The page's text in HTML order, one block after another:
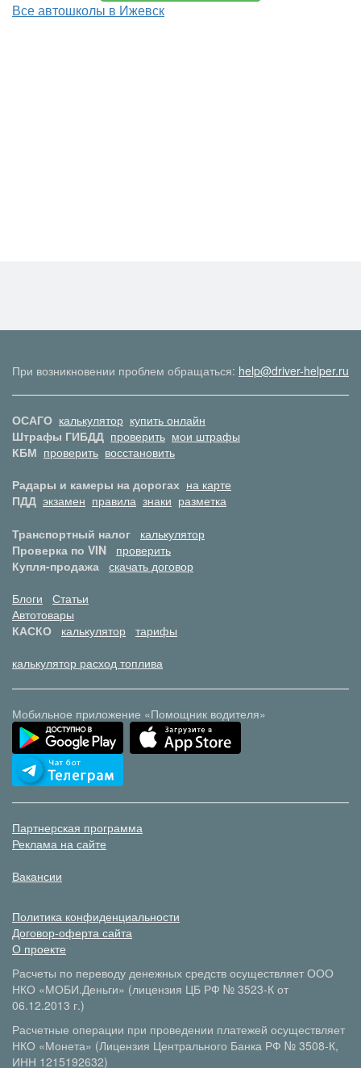
Все автошколы в Ижевск
При возникновении проблем обращаться: help@driver-helper.ru
ОСАГО калькулятор купить онлайн
Штрафы ГИБДД проверить мои штрафы
КБМ проверить восстановить
Радары и камеры на дорогах на карте
ПДД экзамен правила знаки разметка
Транспортный налог
калькулятор
Проверка по VIN
проверить
Купля-продажа скачать договор
Блоги
Статьи
Автотовары
КАСКО
калькулятор тарифы
калькулятор расход топлива
Мобильное приложение «Помощник водителя»
Партнерская программа
Реклама на сайте
Вакансии
Политика конфиденциальности
Договор-оферта сайта
О проекте
Расчеты по переводу денежных средств осуществляет ООО
НКО «МОБИ.Деньги» (лицензия ЦБ РФ № 3523-К от
06.12.2013 г.)
Расчетные операции при проведении платежей осуществляет
НКО «Монета» (Лицензия Центрального Банка РФ № 3508-К,
ИНН 1215192632)